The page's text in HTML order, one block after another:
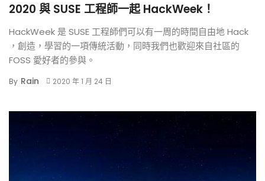
2020 與 SUSE 工程師一起 HackWeek！
HackWeek 是 SUSE 工程師們可以有一周的時間自由地 Hack
，創造，學習的一項傳統活動，同時我們也歡迎來自社區的
FOSS 愛好者的參與。
By Rain 2020 年 1 月 24 日